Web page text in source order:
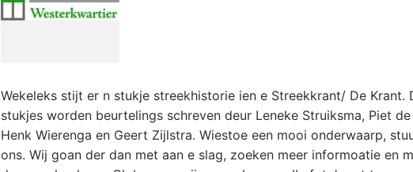
Wekeleks stijt er n stukje streekhistorie ien e Streekkrant/ De Krant.
stukjes worden beurtelings schreven deur Leneke Struiksma, Piet de
Henk Wierenga en Geert Zijlstra. Wiestoe een mooi onderwaarp,
ons. Wij goan der dan met aan e slag, zoeken meer informoatie en